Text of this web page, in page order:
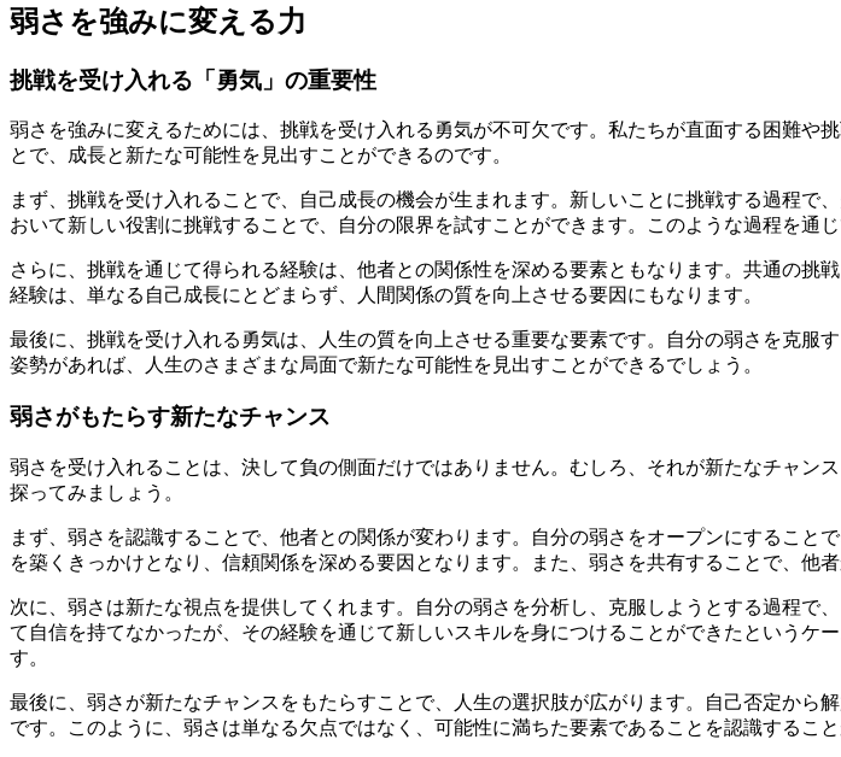
弱さを強みに変える力
挑戦を受け入れる「勇気」の重要性
弱さを強みに変えるためには、挑戦を受け入れる勇気が不可欠です。私たちが直面する困難
とで、成長と新たな可能性を見出すことができるのです。
まず、挑戦を受け入れることで、自己成長の機会が生まれます。新しいことに挑戦する過程
おいて新しい役割に挑戦することで、自分の限界を試すことができます。このような過程を通
さらに、挑戦を通じて得られる経験は、他者との関係性を深める要素ともなります。共通の
経験は、単なる自己成長にとどまらず、人間関係の質を向上させる要因にもなります。
最後に、挑戦を受け入れる勇気は、人生の質を向上させる重要な要素です。自分の弱さを克
姿勢があれば、人生のさまざまな局面で新たな可能性を見出すことができるでしょう。
弱さがもたらす新たなチャンス
弱さを受け入れることは、決して負の側面だけではありません。むしろ、それが新たなチャ
探ってみましょう。
まず、弱さを認識することで、他者との関係が変わります。自分の弱さをオープンにするこ
を築くきっかけとなり、信頼関係を深める要因となります。また、弱さを共有することで、他
次に、弱さは新たな視点を提供してくれます。自分の弱さを分析し、克服しようとする過程
て自信を持てなかったが、その経験を通じて新しいスキルを身につけることができたという
す。
最後に、弱さが新たなチャンスをもたらすことで、人生の選択肢が広がります。自己否定か
です。このように、弱さは単なる欠点ではなく、可能性に満ちた要素であることを認識すること